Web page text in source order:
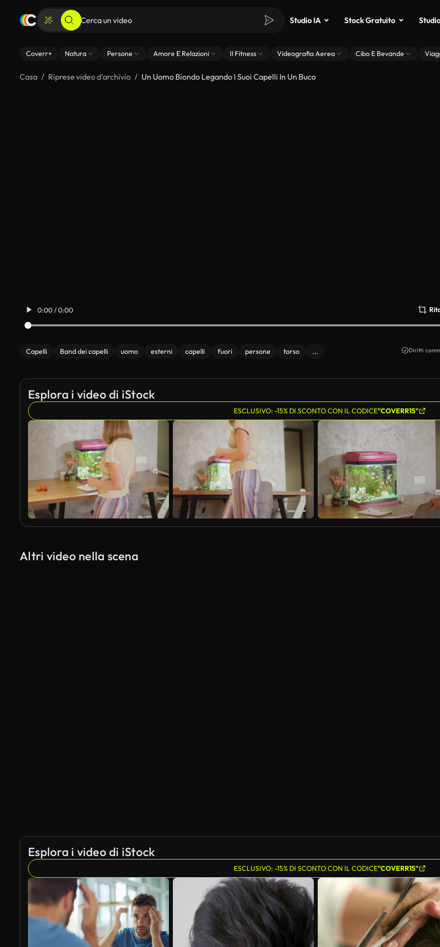
Studio IA Stock Gratuito
Coverr+ Natura Persone Amore E Relazioni Il Fitness Videografia Aerea Cibo E Bevande
Casa Riprese video d’archivio Un Uomo Biondo Legando I Suoi Capelli In Un Buco
0:00 / 0:00
Capelli Band dei capelli uomo esterni capelli fuori persone torso ... Diritti
Esplora i video di iStock
ESCLUSIVO: -15% DI SCONTO CON IL CODICE"COVERR15"
Altri video nella scena
Esplora i video di iStock
ESCLUSIVO: -15% DI SCONTO CON IL CODICE"COVERR15"